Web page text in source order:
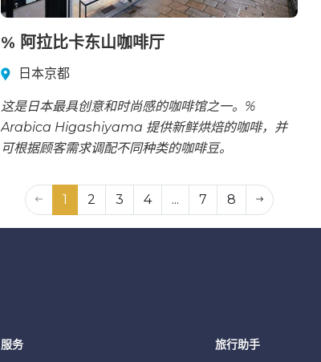
% 阿拉比卡东山咖啡厅
日本京都
这是日本最具创意和时尚感的咖啡馆之一。%
Arabica Higashiyama 提供新鲜烘焙的咖啡，并
可根据顾客需求调配不同种类的咖啡豆。
1 2 3 4 ... 7 8
服务 旅行助手